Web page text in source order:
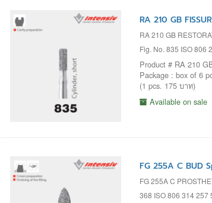
RA 210 GB
RA 210 GB
Fig. No. 835 ISO 806
Product # RA 210
Package : box of 6
(1 pcs. 175 บาท)
Available on sale
FG 255A C BUD
FG 255A C
368 ISO 806 314 257